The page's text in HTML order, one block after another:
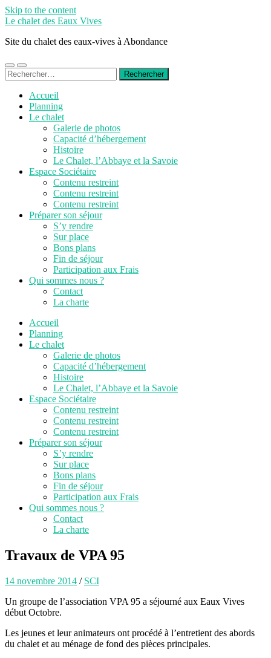
Skip to the content
Le chalet des Eaux Vives
Site du chalet des eaux-vives à Abondance
Toggle
mobile
Toggle
search
Rechercher :
Accueil
Planning
Le chalet
Galerie de photos
Capacité d’hébergement
Histoire
Le Chalet, l’Abbaye et la Savoie
Espace Sociétaire
Contenu restreint
Contenu restreint
Contenu restreint
Préparer son séjour
S’y rendre
Sur place
Bons plans
Fin de séjour
Participation aux Frais
Qui sommes nous ?
Contact
La charte
Accueil
Planning
Le chalet
Galerie de photos
Capacité d’hébergement
Histoire
Le Chalet, l’Abbaye et la Savoie
Espace Sociétaire
Contenu restreint
Contenu restreint
Contenu restreint
Préparer son séjour
S’y rendre
Sur place
Bons plans
Fin de séjour
Participation aux Frais
Qui sommes nous ?
Contact
La charte
Travaux de VPA 95
14 novembre 2014 / SCI
Un groupe de l’association VPA 95 a séjourné aux Eaux Vives
début Octobre.
Les jeunes et leur animateurs ont procédé à l’entretient des abords
du chalet et au ménage de fond des pièces principales.